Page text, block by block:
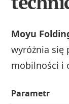
Moyu
wyróżnia się
mobilności i
Parametr